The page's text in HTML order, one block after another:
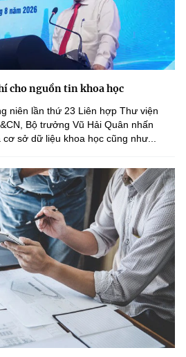
cho nguồn tin khoa học
niên lần thứ 23 Liên hợp Thư viện
Bộ trưởng Vũ Hải Quân nhấn
sở dữ liệu khoa học cũng như...